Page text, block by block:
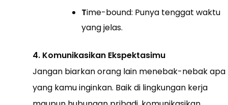
Time-bound: Punya tenggat waktu
yang jelas.
4. Komunikasikan Ekspektasimu
Jangan biarkan orang lain menebak-nebak apa
yang kamu inginkan. Baik di lingkungan kerja